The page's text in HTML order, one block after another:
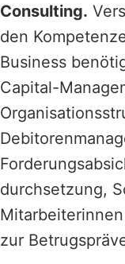
Consulting.
den
Business
Capital-
durchsetzung,
zur